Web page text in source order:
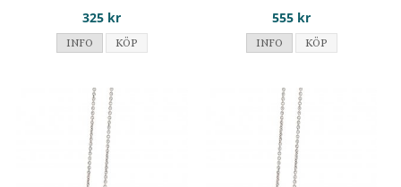
325 kr
INFO KÖP
555 kr
INFO KÖP